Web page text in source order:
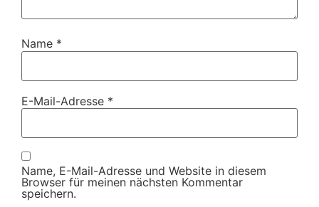
Name *
E-Mail-Adresse *
Name, E-Mail-Adresse und Website in diesem
Browser für meinen nächsten Kommentar
speichern.